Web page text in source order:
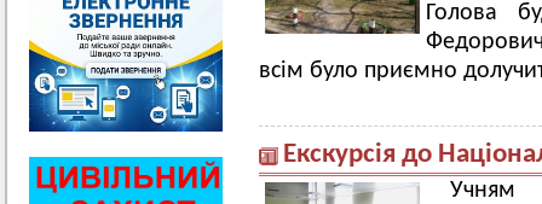
Голова
всім було приємно
Екскурсія до
Учням